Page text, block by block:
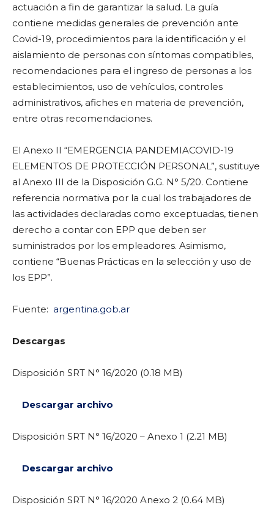
actuación a fin de garantizar la salud. La guía
contiene medidas generales de prevención ante
Covid-19, procedimientos para la identificación y el
aislamiento de personas con síntomas compatibles,
recomendaciones para el ingreso de personas a los
establecimientos, uso de vehículos, controles
administrativos, afiches en materia de prevención,
entre otras recomendaciones.
El Anexo II “EMERGENCIA PANDEMIACOVID-19
ELEMENTOS DE PROTECCIÓN PERSONAL”, sustituye
al Anexo III de la Disposición G.G. N° 5/20. Contiene
referencia normativa por la cual los trabajadores de
las actividades declaradas como exceptuadas, tienen
derecho a contar con EPP que deben ser
suministrados por los empleadores. Asimismo,
contiene “Buenas Prácticas en la selección y uso de
los EPP”.
Fuente: argentina.gob.ar
Descargas
Disposición SRT N° 16/2020 (0.18 MB)
Descargar archivo
Disposición SRT N° 16/2020 – Anexo 1 (2.21 MB)
Descargar archivo
Disposición SRT N° 16/2020 Anexo 2 (0.64 MB)